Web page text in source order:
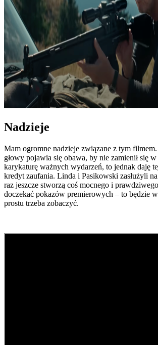
Nadzieje
Mam ogromne nadzieje związane z tym filmem.
głowy pojawia się obawa, by nie zamienił się
karykaturę ważnych wydarzeń, to jednak daję
kredyt zaufania. Linda i Pasikowski zasłużyli
raz jeszcze stworzą coś mocnego i
doczekać pokazów premierowych – to będzie
prostu trzeba zobaczyć.